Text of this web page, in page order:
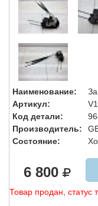
Наименование:
Артикул:
Код детали:
Производитель:
Состояние:
6 800
Товар продан, статус